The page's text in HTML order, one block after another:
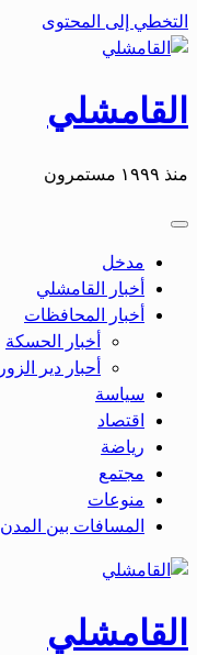
التخطي إلى المحتوى
القامشلي
منذ ١٩٩٩ مستمرون
مدخل
أخبار القامشلي
أخبار المحافظات
أخبار الحسكة
أحبار دير الزور
سياسة
اقتصاد
رياضة
مجتمع
منوعات
المسافات بين المدن
القامشلي